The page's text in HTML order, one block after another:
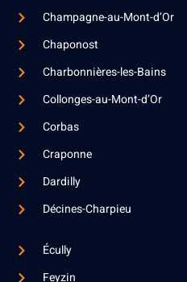
Champagne-au-Mont-d’Or
Chaponost
Charbonnières-les-Bains
Collonges-au-Mont-d’Or
Corbas
Craponne
Dardilly
Décines-Charpieu
Écully
Feyzin